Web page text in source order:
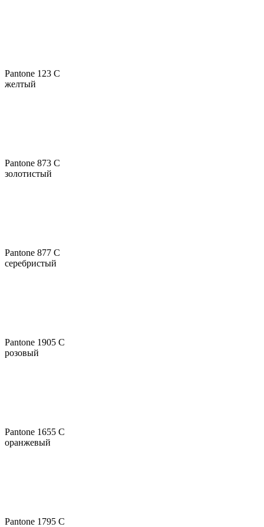
Pantone 123 C
желтый
Pantone 873 C
золотистый
Pantone 877 C
серебристый
Pantone 1905 C
розовый
Pantone 1655 C
оранжевый
Pantone 1795 C